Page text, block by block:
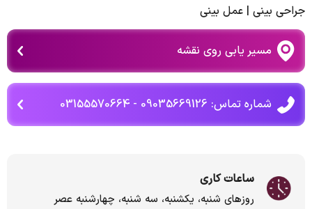
جراحی بینی | عمل بینی
مسیر یابی روی نقشه
شماره تماس: 09035669126 - 03155570664
ساعات کاری
روزهای شنبه، یکشنبه، سه شنبه، چهارشنبه عصر